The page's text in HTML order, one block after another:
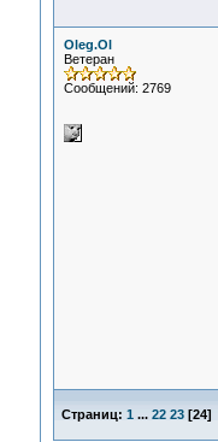
Oleg.Ol
Ветеран
Сообщений: 2769
Страниц: 1 ... 22 23[24]